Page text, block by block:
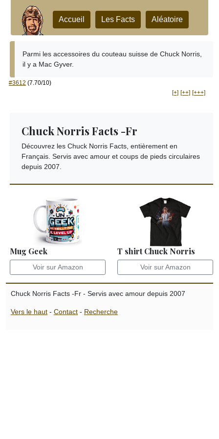
Accueil Les Facts Aléatoire
Parmi les accessoires du couteau suisse de Chuck Norris,
il y a Mac Gyver.
#3612 (7.70/10)
[+] [++] [+++]
Chuck Norris Facts -Fr
Découvrez les Chuck Norris Facts, entièrement en
Français. Servis avec amour et coups de pieds circulaires
depuis 2007.
Mug Geek
Voir sur Amazon
T shirt Chuck Norris
Voir sur Amazon
Chuck Norris Facts -Fr - Servis avec amour depuis 2007
Vers le haut - Contact - Recherche